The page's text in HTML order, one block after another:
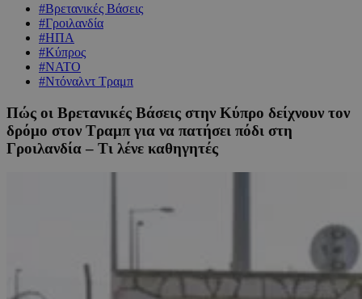
#Βρετανικές Βάσεις
#Γροιλανδία
#ΗΠΑ
#Κύπρος
#ΝΑΤΟ
#Ντόναλντ Τραμπ
Πώς οι Βρετανικές Βάσεις στην Κύπρο δείχνουν τον
δρόμο στον Τραμπ για να πατήσει πόδι στη
Γροιλανδία – Τι λένε καθηγητές